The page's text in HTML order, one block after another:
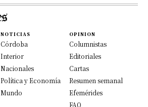
NOTICIAS
Córdoba
Interior
Nacionales
Política y Economía
Mundo
OPINION
Columnistas
Editoriales
Cartas
Resumen semanal
Efemérides
FAQ